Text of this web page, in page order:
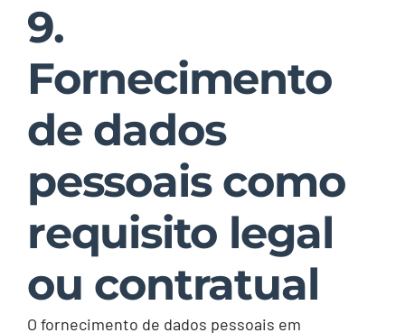
9.
Fornecimento
de dados
pessoais como
requisito legal
ou contratual
O fornecimento de dados pessoais em